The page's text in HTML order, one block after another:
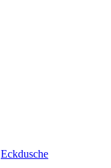
Eckdusche